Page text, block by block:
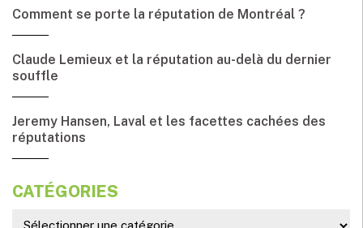
Comment se porte la réputation de Montréal ?
Claude Lemieux et la réputation au-delà du dernier
souffle
Jeremy Hansen, Laval et les facettes cachées des
réputations
CATÉGORIES